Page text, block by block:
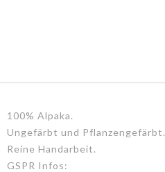
100% Alpaka.
Ungefärbt und Pflanzengefärbt.
Reine Handarbeit.
GSPR Infos: